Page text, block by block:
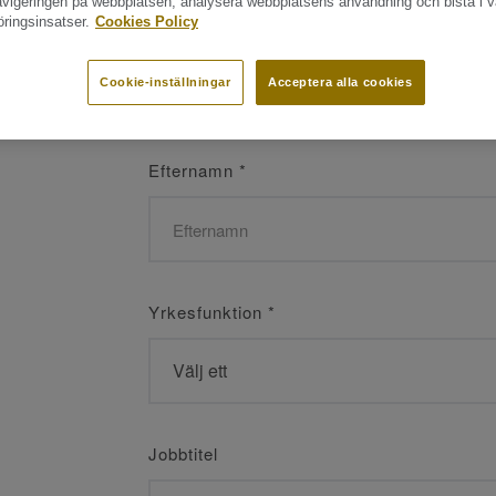
Namn
Efternamn *
Yrkesfunktion *
Jobbtitel
Cookies Policy
Acceptera alla cookies
Cookie-inställningar